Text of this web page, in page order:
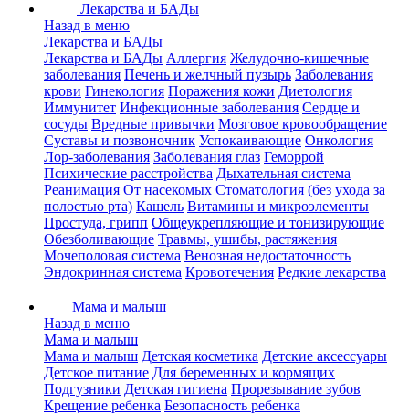
Лекарства и БАДы
Назад в меню
Лекарства и БАДы
Лекарства и БАДы Аллергия Желудочно-кишечные
заболевания Печень и желчный пузырь Заболевания
крови Гинекология Поражения кожи Диетология
Иммунитет Инфекционные заболевания Сердце и
сосуды Вредные привычки Мозговое кровообращение
Суставы и позвоночник Успокаивающие Онкология
Лор-заболевания Заболевания глаз Геморрой
Психические расстройства Дыхательная система
Реанимация От насекомых Стоматология (без ухода за
полостью рта) Кашель Витамины и микроэлементы
Простуда, грипп Общеукрепляющие и тонизирующие
Обезболивающие Травмы, ушибы, растяжения
Мочеполовая система Венозная недостаточность
Эндокринная система Кровотечения Редкие лекарства
Мама и малыш
Назад в меню
Мама и малыш
Мама и малыш Детская косметика Детские аксессуары
Детское питание Для беременных и кормящих
Подгузники Детская гигиена Прорезывание зубов
Крещение ребенка Безопасность ребенка